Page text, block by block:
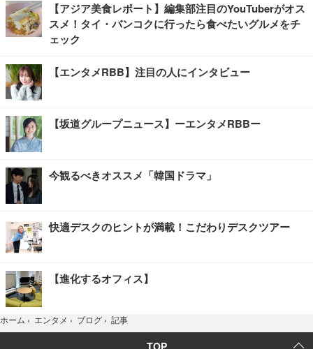
【アジア美食レポート】編集部注目のYouTuberがオス
スメ！タイ・バンコクに行ったら食べたいグルメをチ
ェック
【エンタメRBB】注目の人にインタビュー
【坂道グループニュース】ーエンタメRBBー
今観るべきオススメ「韓国ドラマ」
快適デスクのヒントが満載！こだわりデスクツアー
【進化するオフィス】
ホーム › エンタメ › ブログ › 記事
TOP